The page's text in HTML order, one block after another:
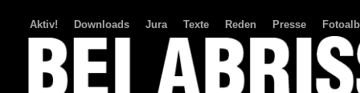
Aktiv! Downloads Jura Texte Reden Presse